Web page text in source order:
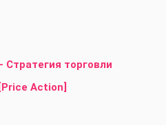
Стратегия торговли
Action]